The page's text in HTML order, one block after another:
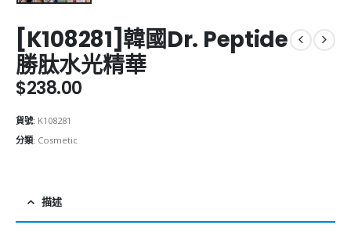
[K108281]韓國Dr. Peptide
勝肽水光精華
$238.00
貨號: K108281
分類: Cosmetic
描述